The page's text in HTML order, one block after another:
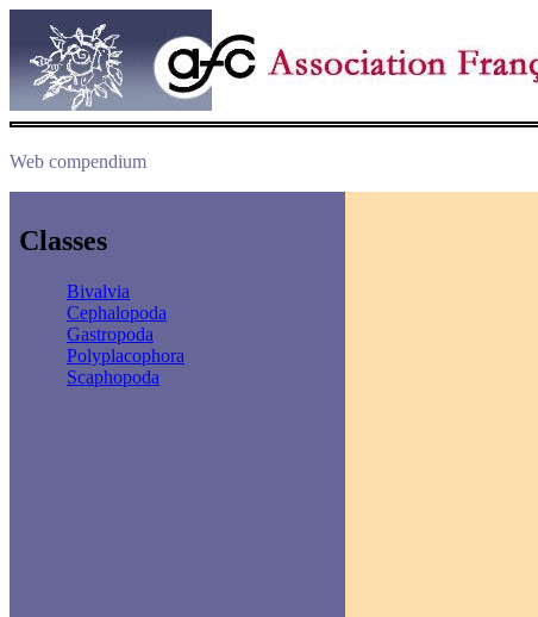
Web compendium
Classes
Bivalvia
Cephalopoda
Gastropoda
Polyplacophora
Scaphopoda